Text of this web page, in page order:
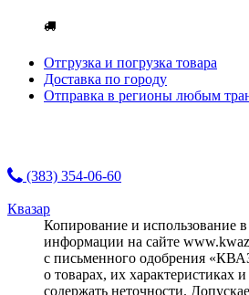
Отгрузка и погрузка товара
Доставка по городу
Отправка в регионы любым
(383) 354-06-60
Квазар
Копирование и использование
информации на сайте
с письменного одобрения
о товарах, их характеристиках
содержать неточности.